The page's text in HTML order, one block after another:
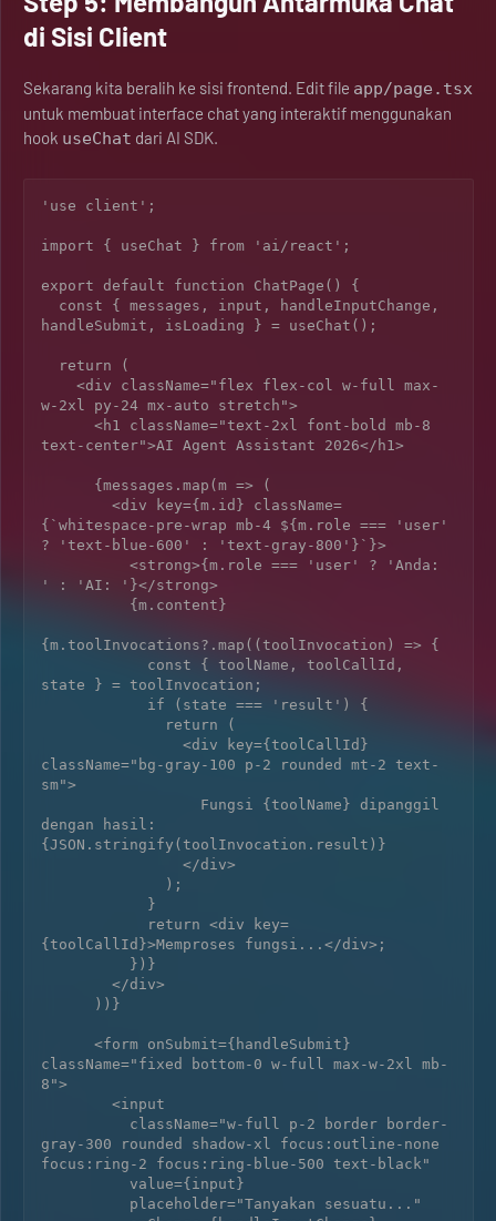
di Sisi Client
Sekarang kita beralih ke sisi frontend. Edit file app/page.tsx
untuk membuat interface chat yang interaktif menggunakan
hook useChat dari AI SDK.
'use client';
import { useChat } from 'ai/react';
export default function ChatPage() {
handleSubmit, isLoading } = useChat();
w-2xl py-24 mx-auto stretch">
text-center">AI Agent Assistant 2026</h1>
{`whitespace-pre-wrap mb-4 ${m.role === 'user'
? 'text-blue-600' : 'text-gray-800'}`}>
' : 'AI: '}</strong>
{m.toolInvocations?.map((toolInvocation) => {
state } = toolInvocation;
className="bg-gray-100 p-2 rounded mt-2 text-
sm">
dengan hasil:
{JSON.stringify(toolInvocation.result)}
{toolCallId}>Memproses fungsi...</div>;
className="fixed bottom-0 w-full max-w-2xl mb-
8">
gray-300 rounded shadow-xl focus:outline-none
focus:ring-2 focus:ring-blue-500 text-black"